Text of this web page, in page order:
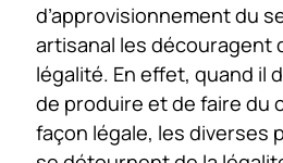
d’approvisionnement du
artisanal les découragent
légalité. En effet, quand il
de produire et de faire du
façon légale, les diverses